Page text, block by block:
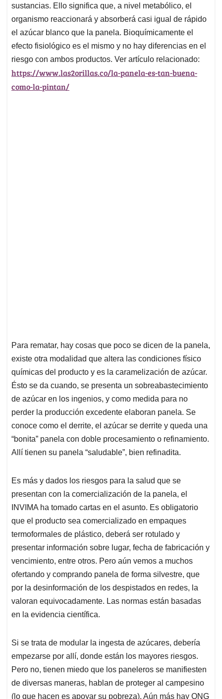
sustancias. Ello significa que, a nivel metabólico, el
organismo reaccionará y absorberá casi igual de rápido
el azúcar blanco que la panela. Bioquímicamente el
efecto fisiológico es el mismo y no hay diferencias en el
riesgo con ambos productos. Ver artículo relacionado:
https://www.las2orillas.co/la-panela-es-tan-buena-
como-la-pintan/
Para rematar, hay cosas que poco se dicen de la panela,
existe otra modalidad que altera las condiciones físico
químicas del producto y es la caramelización de azúcar.
Ésto se da cuando, se presenta un sobreabastecimiento
de azúcar en los ingenios, y como medida para no
perder la producción excedente elaboran panela. Se
conoce como el derrite, el azúcar se derrite y queda una
“bonita” panela con doble procesamiento o refinamiento.
Allí tienen su panela “saludable”, bien refinadita.
Es más y dados los riesgos para la salud que se
presentan con la comercialización de la panela, el
INVIMA ha tomado cartas en el asunto. Es obligatorio
que el producto sea comercializado en empaques
termoformales de plástico, deberá ser rotulado y
presentar información sobre lugar, fecha de fabricación y
vencimiento, entre otros. Pero aún vemos a muchos
ofertando y comprando panela de forma silvestre, que
por la desinformación de los despistados en redes, la
valoran equivocadamente. Las normas están basadas
en la evidencia científica.
Si se trata de modular la ingesta de azúcares, debería
empezarse por allí, donde están los mayores riesgos.
Pero no, tienen miedo que los paneleros se manifiesten
de diversas maneras, hablan de proteger al campesino
(lo que hacen es apoyar su pobreza). Aún más hay ONG